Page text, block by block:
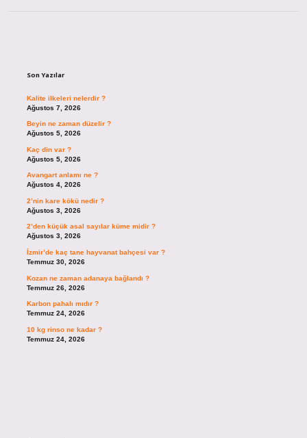
Son Yazılar
Kalite ilkeleri nelerdir ?
Ağustos 7, 2026
Beyin ne zaman düzelir ?
Ağustos 5, 2026
Kaç din var ?
Ağustos 5, 2026
Avangart anlamı ne ?
Ağustos 4, 2026
2’nin kare kökü nedir ?
Ağustos 3, 2026
2’den küçük asal sayılar küme midir ?
Ağustos 3, 2026
İzmir’de kaç tane hayvanat bahçesi var ?
Temmuz 30, 2026
Kozan ne zaman adanaya bağlandı ?
Temmuz 26, 2026
Karbon pahalı mıdır ?
Temmuz 24, 2026
10 kg rinso ne kadar ?
Temmuz 24, 2026